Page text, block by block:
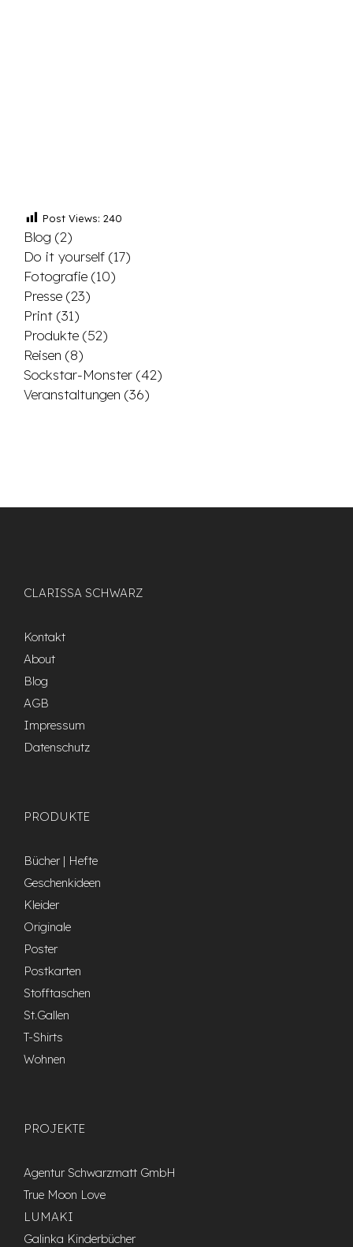
Post Views: 240
Blog (2)
Do it yourself (17)
Fotografie (10)
Presse (23)
Print (31)
Produkte (52)
Reisen (8)
Sockstar-Monster (42)
Veranstaltungen (36)
CLARISSA SCHWARZ
Kontakt
About
Blog
AGB
Impressum
Datenschutz
PRODUKTE
Bücher | Hefte
Geschenkideen
Kleider
Originale
Poster
Postkarten
Stofftaschen
St.Gallen
T-Shirts
Wohnen
PROJEKTE
Agentur Schwarzmatt GmbH
True Moon Love
LUMAKI
Galinka Kinderbücher